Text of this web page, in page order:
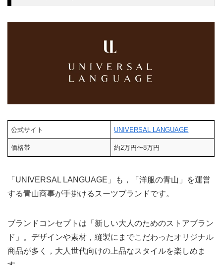
公式サイト UNIVERSAL LANGUAGE
価格帯 約2万円〜8万円
「UNIVERSAL LANGUAGE」も，「洋服の青山」を運営
する青山商事が手掛けるスーツブランドです。
ブランドコンセプトは「新しい大人のためのストアブラン
ド」。デザインや素材，縫製にまでこだわったオリジナル
商品が多く，大人世代向けの上品なスタイルを楽しめま